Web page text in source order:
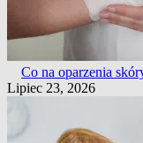
Co na oparzenia
Lipiec 23, 2026